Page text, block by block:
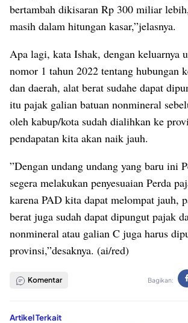
bertambah dikisaran Rp 300 miliar
masih dalam hitungan kasar,”jelasnya.
Apa lagi, kata Ishak, dengan keluarnya
nomor 1 tahun 2022 tentang hubungan
dan daerah, alat berat sudahe dapat
itu pajak galian batuan nonmineral
oleh kabup/kota sudah dialihkan ke
pendapatan kita akan naik jauh.
”Dengan undang undang yang baru ini
segera melakukan penyesuaian Perda
karena PAD kita dapat melompat jauh,
berat juga sudah dapat dipungut pajak
nonmineral atau galian C juga harus
provinsi,”desaknya. (ai/red)
Komentar Bagikan:
Artikel Terkait